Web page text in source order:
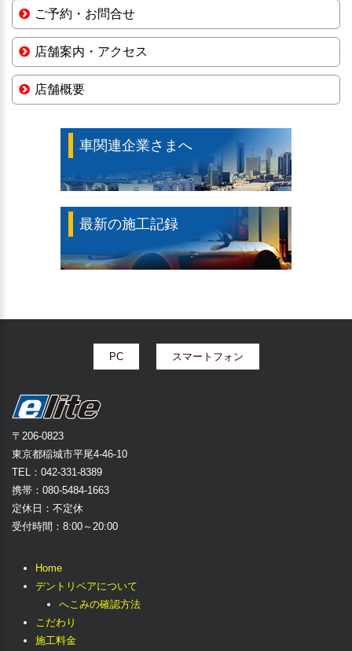
ご予約・お問合せ
店舗案内・アクセス
店舗概要
車関連企業さまへ
最新の施工記録
PC スマートフォン
〒206-0823
東京都稲城市平尾4-46-10
TEL：042-331-8389
携帯：080-5484-1663
定休日：不定休
受付時間：8:00～20:00
Home
デントリペアについて
へこみの確認方法
こだわり
施工料金